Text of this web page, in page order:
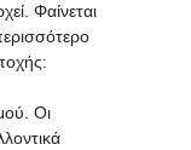
Φαίνεται
Οι